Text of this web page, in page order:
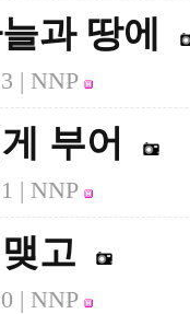
과 땅에
| NNP
부어
| NNP
고
| NNP